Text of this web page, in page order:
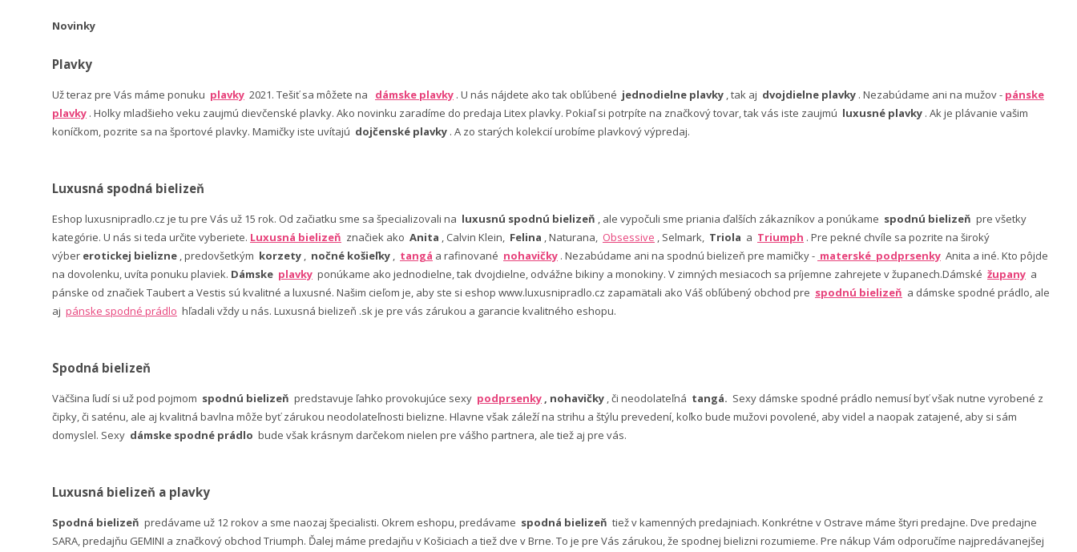
Novinky
Plavky
Už teraz pre Vás máme ponuku plavky 2021. Tešiť sa môžete na dámske plavky . U nás nájdete ako tak obľúbené jednodielne plavky , tak aj dvojdielne plavky . Nezabúdame ani na mužov - pánske
plavky . Holky mladšieho veku zaujmú dievčenské plavky. Ako novinku zaradíme do predaja Litex plavky. Pokiaľ si potrpíte na značkový tovar, tak vás iste zaujmú luxusné plavky . Ak je plávanie vašim
koníčkom, pozrite sa na športové plavky. Mamičky iste uvítajú dojčenské plavky . A zo starých kolekcií urobíme plavkový výpredaj.
Luxusná spodná bielizeň
Eshop luxusnipradlo.cz je tu pre Vás už 15 rok. Od začiatku sme sa špecializovali na luxusnú spodnú bielizeň , ale vypočuli sme priania ďalších zákazníkov a ponúkame spodnú bielizeň pre všetky
kategórie. U nás si teda určite vyberiete. Luxusná bielizeň značiek ako Anita , Calvin Klein, Felina , Naturana, Obsessive , Selmark, Triola a Triumph . Pre pekné chvíle sa pozrite na široký
výber erotickej bielizne , predovšetkým korzety , nočné košieľky , tangá a rafinované nohavičky . Nezabúdame ani na spodnú bielizeň pre mamičky - materské podprsenky Anita a iné. Kto pôjde
na dovolenku, uvíta ponuku plaviek. Dámske plavky ponúkame ako jednodielne, tak dvojdielne, odvážne bikiny a monokiny. V zimných mesiacoch sa príjemne zahrejete v županech.Dámské župany a
pánske od značiek Taubert a Vestis sú kvalitné a luxusné. Našim cieľom je, aby ste si eshop www.luxusnipradlo.cz zapamätali ako Váš obľúbený obchod pre spodnú bielizeň a dámske spodné prádlo, ale
aj pánske spodné prádlo hľadali vždy u nás. Luxusná bielizeň .sk je pre vás zárukou a garancie kvalitného eshopu.
Spodná bielizeň
Väčšina ľudí si už pod pojmom spodnú bielizeň predstavuje ľahko provokujúce sexy podprsenky , nohavičky , či neodolateľná tangá. Sexy dámske spodné prádlo nemusí byť však nutne vyrobené z
čipky, či saténu, ale aj kvalitná bavlna môže byť zárukou neodolateľnosti bielizne. Hlavne však záleží na strihu a štýlu prevedení, koľko bude mužovi povolené, aby videl a naopak zatajené, aby si sám
domyslel. Sexy dámske spodné prádlo bude však krásnym darčekom nielen pre vášho partnera, ale tiež aj pre vás.
Luxusná bielizeň a plavky
Spodná bielizeň predávame už 12 rokov a sme naozaj špecialisti. Okrem eshopu, predávame spodná bielizeň tiež v kamenných predajniach. Konkrétne v Ostrave máme štyri predajne. Dve predajne
SARA, predajňu GEMINI a značkový obchod Triumph. Ďalej máme predajňu v Košiciach a tiež dve v Brne. To je pre Vás zárukou, že spodnej bielizni rozumieme. Pre nákup Vám odporučíme najpredávanejšej